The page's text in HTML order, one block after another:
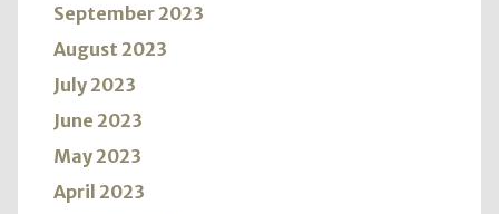
September 2023
August 2023
July 2023
June 2023
May 2023
April 2023